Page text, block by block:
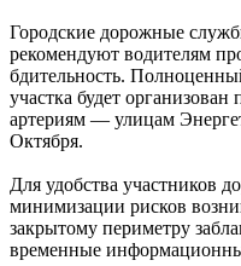
Городские дорожные
рекомендуют водителям
бдительность.
участка будет
артериям — улицам
Октября.
Для удобства участников
минимизации рисков
закрытому периметру
временные